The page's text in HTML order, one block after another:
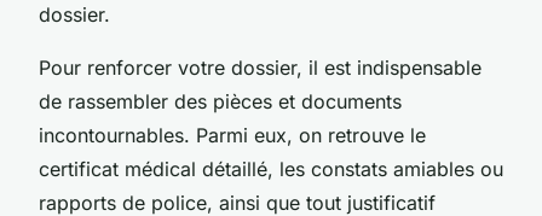
dossier.
Pour renforcer votre dossier, il est indispensable
de rassembler des pièces et documents
incontournables. Parmi eux, on retrouve le
certificat médical détaillé, les constats amiables ou
rapports de police, ainsi que tout justificatif